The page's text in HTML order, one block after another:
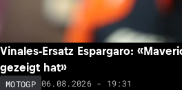
Vinales-Ersatz Espargaro:
gezeigt hat»
MOTOGP 06.08.2026 - 19:31